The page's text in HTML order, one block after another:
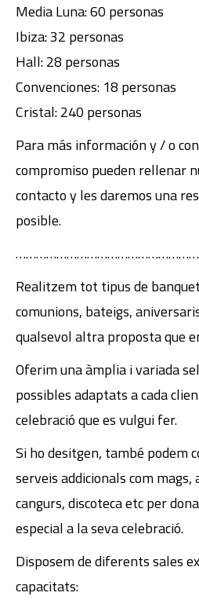
Media Luna: 60 personas
Ibiza: 32 personas
Hall: 28 personas
Convenciones: 18 personas
Cristal: 240 personas
Para más información y / o
compromiso pueden rellenar
contacto y les daremos una
posible.
Realitzem tot tipus de
comunions, bateigs,
qualsevol altra proposta que
Oferim una àmplia i variada
possibles adaptats a cada
celebració que es vulgui fer.
Si ho desitgen, també podem
serveis addicionals com mags,
cangurs, discoteca etc per
especial a la seva celebració.
Disposem de diferents sales
capacitats: